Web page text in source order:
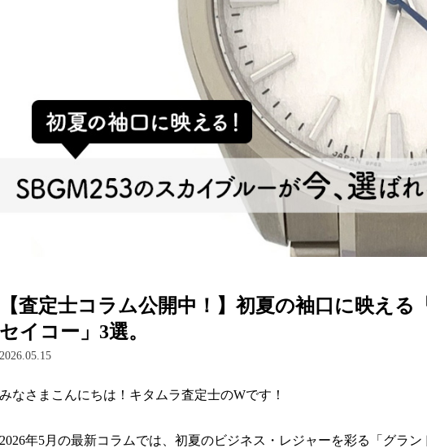
【査定士コラム公開中！】初夏の袖口に映える
セイコー」3選。
2026.05.15
みなさまこんにちは！キタムラ査定士のWです！
2026年5月の最新コラムでは、初夏のビジネス・レジャーを彩る「グラン